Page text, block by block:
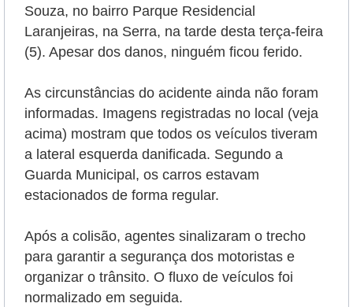
Souza, no bairro Parque Residencial
Laranjeiras, na Serra, na tarde desta terça-feira
(5). Apesar dos danos, ninguém ficou ferido.
As circunstâncias do acidente ainda não foram
informadas. Imagens registradas no local (veja
acima) mostram que todos os veículos tiveram
a lateral esquerda danificada. Segundo a
Guarda Municipal, os carros estavam
estacionados de forma regular.
Após a colisão, agentes sinalizaram o trecho
para garantir a segurança dos motoristas e
organizar o trânsito. O fluxo de veículos foi
normalizado em seguida.